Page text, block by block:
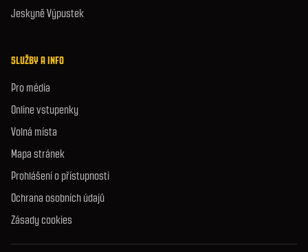
Jeskyně Výpustek
SLUŽBY A INFO
Pro média
Online vstupenky
Volná místa
Mapa stránek
Prohlášení o přístupnosti
Ochrana osobních údajů
Zásady cookies